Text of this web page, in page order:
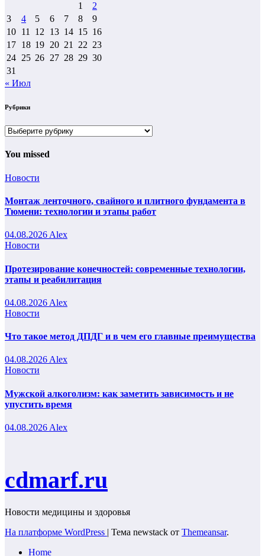
1
2
3
4 5 6 7 8
9
10 11 12 13 14 15 16
17 18 19 20 21 22 23
24 25 26 27 28 29 30
31
« Июл
Рубрики
Рубрики
You missed
Новости
Монтаж ленточного, свайного и плитного фундамента в
Тюмени: технологии и этапы работ
04.08.2026 Alex
Новости
Протезирование конечностей: современные технологии,
этапы и реабилитация
04.08.2026 Alex
Новости
Что такое метод ДПДГ и в чем его главные преимущества
04.08.2026 Alex
Новости
Мужской алкоголизм: как заметить зависимость и не
упустить время
04.08.2026 Alex
cdmarf.ru
Новости медицины и здоровья
На платформе WordPress | Тема newstack от Themeansar.
Home